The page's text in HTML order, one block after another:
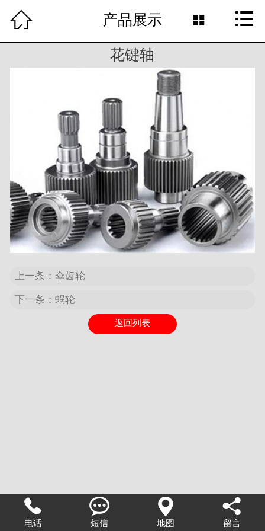
 首页
关于我们
新闻资讯
留言反馈
 产品展示  
花键轴
上一条：伞齿轮
下一条：蜗轮
返回列表

电话

短信

地图

留言